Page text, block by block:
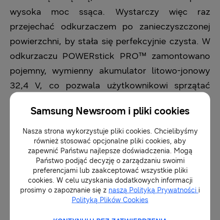
wysoka moc ssąca. Wystarczy więc raz
przejechać odkurzaczem po zanieczyszczonej
powierzchni, by stała się perfekcyjnie czysta. W
odkurzaczu POWERstick PRO™ zamontowano
pojemny, wymienny akumulator litowo-jonowy
32,4 V, co pozwala użytkownikowi sprzątać
przez 40 minut bez przerwy. To wystarczy by
odkurzyć dom lub mieszkanie. Sprzęt
wyposażony jest w wymienny akumulator, który
w każdej chwili można zamienić na jego
naładowany odpowiednik, by nie tracąc czasu
kontynuować sprzątanie.
Ergonomiczna i wygodna konstrukcja
Samsung Newsroom i pliki cookies
Nasza strona wykorzystuje pliki cookies. Chcielibyśmy
również stosować opcjonalne pliki cookies, aby
zapewnić Państwu najlepsze doświadczenia. Mogą
Państwo podjąć decyzję o zarządzaniu swoimi
preferencjami lub zaakceptować wszystkie pliki
cookies. W celu uzyskania dodatkowych informacji
prosimy o zapoznanie się z naszą Polityką Prywatności i
Polityką Plików Cookies